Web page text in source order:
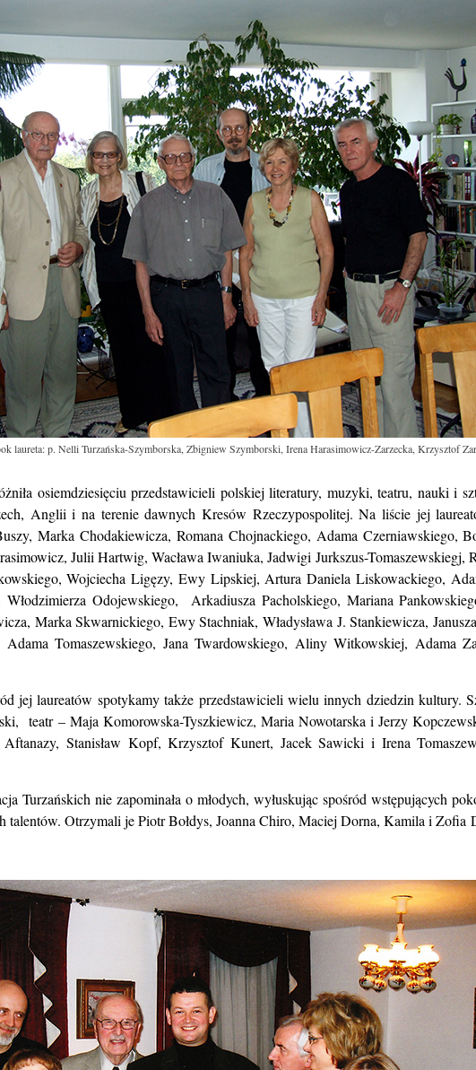
laureta: p. Nelli Turzańska-Szymborska, Zbigniew Szymborski, Irena Harasimowicz-Zarzecka, Krzysztof
osiemdziesięciu przedstawicieli polskiej literatury, muzyki, teatru, nauki i
Anglii i na terenie dawnych Kresów Rzeczypospolitej. Na liście jej
Marka Chodakiewicza, Romana Chojnackiego, Adama Czerniawskiego,
Julii Hartwig, Wacława Iwaniuka, Jadwigi Jurkszus-Tomaszewskiegj,
Wojciecha Ligęzy, Ewy Lipskiej, Artura Daniela Liskowackiego,
Odojewskiego, Arkadiusza Pacholskiego, Mariana
Marka Skwarnickiego, Ewy Stachniak, Władysława J. Stankiewicza,
Tomaszewskiego, Jana Twardowskiego, Aliny Witkowskiej, Adama
jej laureatów spotykamy także przedstawicieli wielu innych dziedzin
teatr – Maja Komorowska-Tyszkiewicz, Maria Nowotarska i Jerzy
Stanisław Kopf, Krzysztof Kunert, Jacek Sawicki i Irena
Turzańskich nie zapominała o młodych, wyłuskując spośród wstępujących
Otrzymali je Piotr Bołdys, Joanna Chiro, Maciej Dorna, Kamila i Zofia